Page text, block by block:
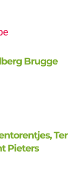
Brugge
Ter
Pieters